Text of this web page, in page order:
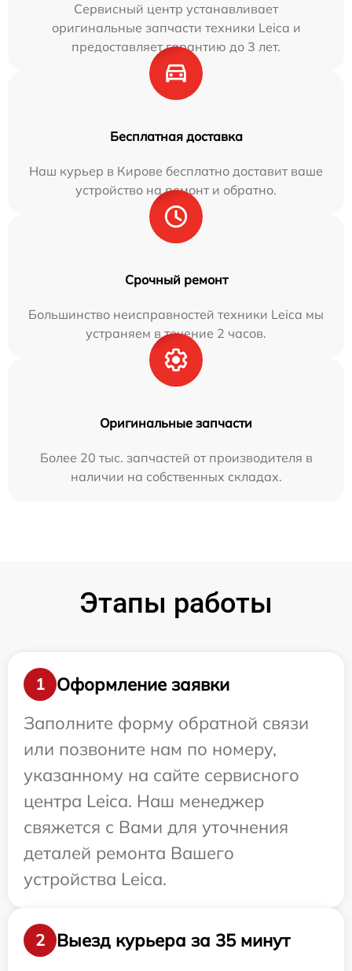
Сервисный центр устанавливает
оригинальные запчасти техники Leica и
предоставляет гарантию до 3 лет.
Бесплатная доставка
Наш курьер в Кирове бесплатно доставит ваше
устройство на ремонт и обратно.
Срочный ремонт
Большинство неисправностей техники Leica мы
устраняем в течение 2 часов.
Оригинальные запчасти
Более 20 тыс. запчастей от производителя в
наличии на собственных складах.
Этапы работы
1
Оформление заявки
Заполните форму обратной связи
или позвоните нам по номеру,
указанному на сайте сервисного
центра Leica. Наш менеджер
свяжется с Вами для уточнения
деталей ремонта Вашего
устройства Leica.
2
Выезд курьера за 35 минут